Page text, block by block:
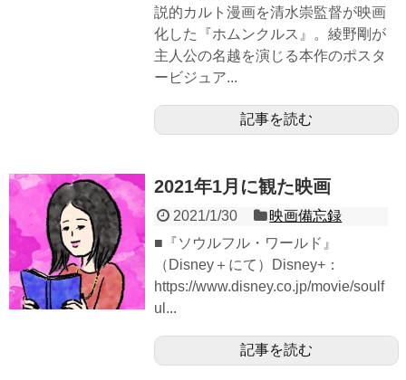
説的カルト漫画を清水崇監督が映画
化した『ホムンクルス』。綾野剛が
主人公の名越を演じる本作のポスタ
ービジュア...
記事を読む
2021年1月に観た映画
2021/1/30
映画備忘録
■『ソウルフル・ワールド』
（Disney＋にて）Disney+：
https://www.disney.co.jp/movie/soulf
ul...
記事を読む